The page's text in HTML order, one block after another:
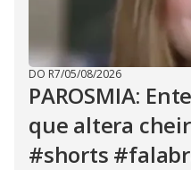
DO R7/05/08/2026
PAROSMIA:
que altera
#shorts